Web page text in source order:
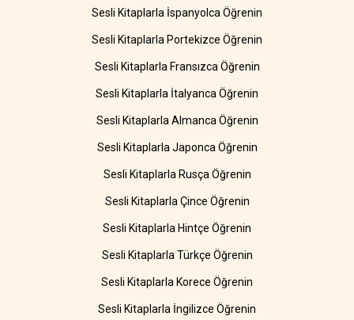
Sesli Kitaplarla İspanyolca Öğrenin
Sesli Kitaplarla Portekizce Öğrenin
Sesli Kitaplarla Fransızca Öğrenin
Sesli Kitaplarla İtalyanca Öğrenin
Sesli Kitaplarla Almanca Öğrenin
Sesli Kitaplarla Japonca Öğrenin
Sesli Kitaplarla Rusça Öğrenin
Sesli Kitaplarla Çince Öğrenin
Sesli Kitaplarla Hintçe Öğrenin
Sesli Kitaplarla Türkçe Öğrenin
Sesli Kitaplarla Korece Öğrenin
Sesli Kitaplarla İngilizce Öğrenin